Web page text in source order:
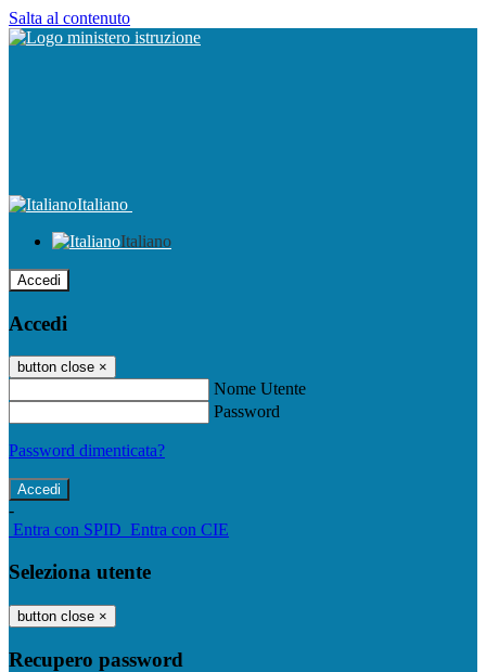
Salta al contenuto
Italiano
Italiano
Accedi
Accedi
button close ×
Nome Utente
Password
Password dimenticata?
-
Entra con SPID Entra con CIE
Seleziona utente
button close ×
Recupero password